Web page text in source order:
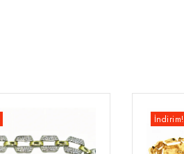
İndirim!